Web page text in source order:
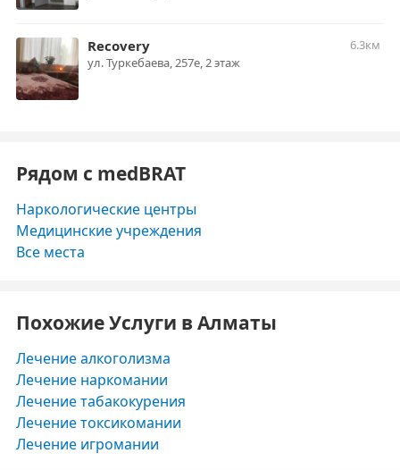
Recovery
6.3км
ул. Туркебаева, 257е, 2 этаж
Рядом с medBRAT
Наркологические центры
Медицинские учреждения
Все места
Похожие Услуги в Алматы
Лечение алкоголизма
Лечение наркомании
Лечение табакокурения
Лечение токсикомании
Лечение игромании